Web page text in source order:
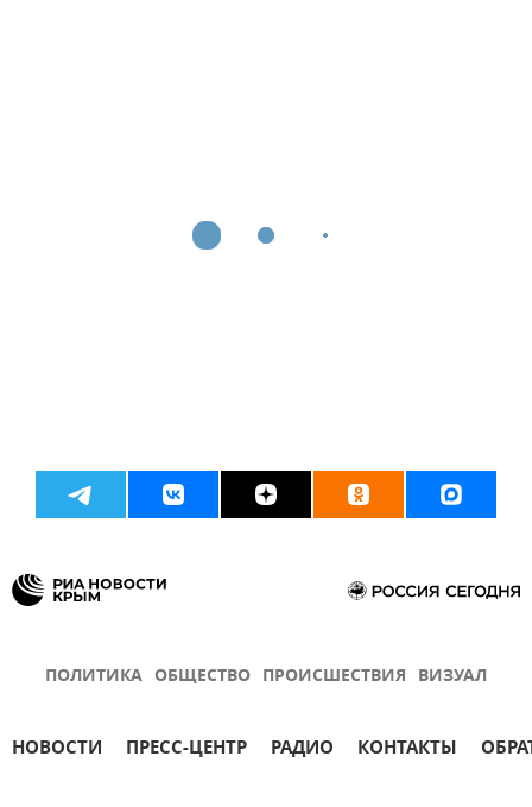
ПОЛИТИКА ОБЩЕСТВО ПРОИСШЕСТВИЯ ВИЗУАЛ
НОВОСТИ ПРЕСС-ЦЕНТР РАДИО КОНТАКТЫ